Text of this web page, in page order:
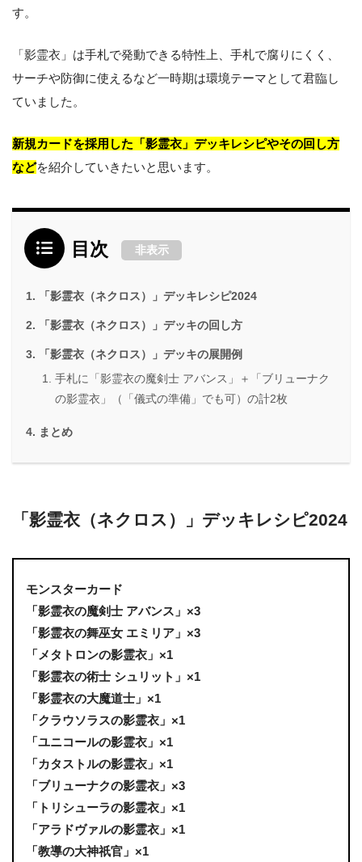
す。
「影霊衣」は手札で発動できる特性上、手札で腐りにくく、
サーチや防御に使えるなど一時期は環境テーマとして君臨し
ていました。
新規カードを採用した「影霊衣」デッキレシピやその回し方
などを紹介していきたいと思います。
目次 非表示
「影霊衣（ネクロス）」デッキレシピ2024
「影霊衣（ネクロス）」デッキの回し方
「影霊衣（ネクロス）」デッキの展開例
手札に「影霊衣の魔剣士 アバンス」＋「ブリューナク
の影霊衣」（「儀式の準備」でも可）の計2枚
まとめ
「影霊衣（ネクロス）」デッキレシピ2024
モンスターカード
「影霊衣の魔剣士 アバンス」×3
「影霊衣の舞巫女 エミリア」×3
「メタトロンの影霊衣」×1
「影霊衣の術士 シュリット」×1
「影霊衣の大魔道士」×1
「クラウソラスの影霊衣」×1
「ユニコールの影霊衣」×1
「カタストルの影霊衣」×1
「ブリューナクの影霊衣」×3
「トリシューラの影霊衣」×1
「アラドヴァルの影霊衣」×1
「教導の大神祇官」×1